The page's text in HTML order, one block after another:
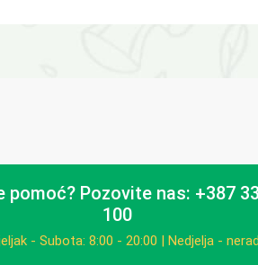
pomoć?Pozovite nas: +387
100
- Subota: 8:00 - 20:00 | Nedjelja -